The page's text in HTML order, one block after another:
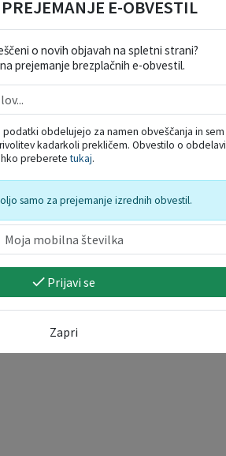
zvezdami: I
Kamnik
09. 08. 2026
E-OBVESTIL
o novih objavah na spletni strani?
prejemanje brezplačnih e-obvestil.
podatki obdelujejo za namen obveščanja in sem
kadarkoli prekličem. Obvestilo o obdelavi
preberetetukaj.
samo za prejemanje izrednih obvestil.
Prijavi se
Zapri